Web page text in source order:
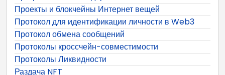
Проекты и блокчейны Интернет вещей
Протокол для идентификации личности в Web3
Протокол обмена сообщений
Протоколы кроссчейн-совместимости
Протоколы Ликвидности
Раздача NFT